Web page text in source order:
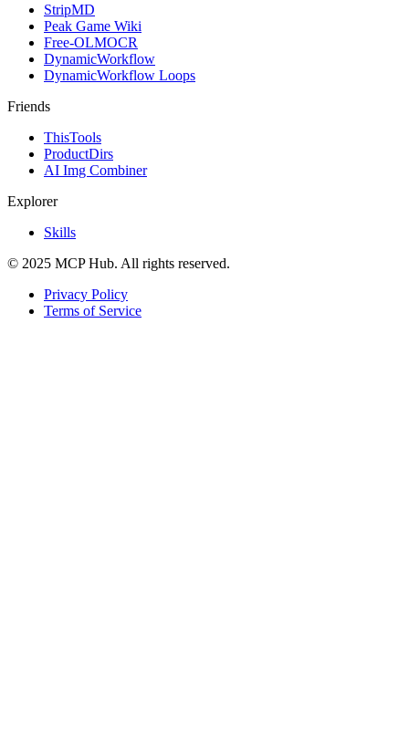
StripMD
Peak Game Wiki
Free-OLMOCR
DynamicWorkflow
DynamicWorkflow Loops
Friends
ThisTools
ProductDirs
AI Img Combiner
Explorer
Skills
© 2025 MCP Hub. All rights reserved.
Privacy Policy
Terms of Service